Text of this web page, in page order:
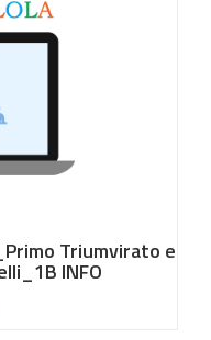
Triumvirato e
INFO